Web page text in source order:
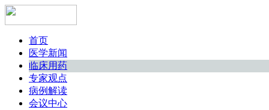
首页
医学新闻
临床用药
专家观点
病例解读
会议中心